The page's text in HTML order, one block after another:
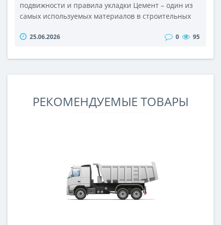
подвижности и правила укладки Цемент – один из
самых используемых материалов в строительных
при контакте с водой превращается в твердый
стройки, отделки, ремонта и т.д. В этой статье мы
25.06.2026 0 95
РЕКОМЕНДУЕМЫЕ ТОВАРЫ